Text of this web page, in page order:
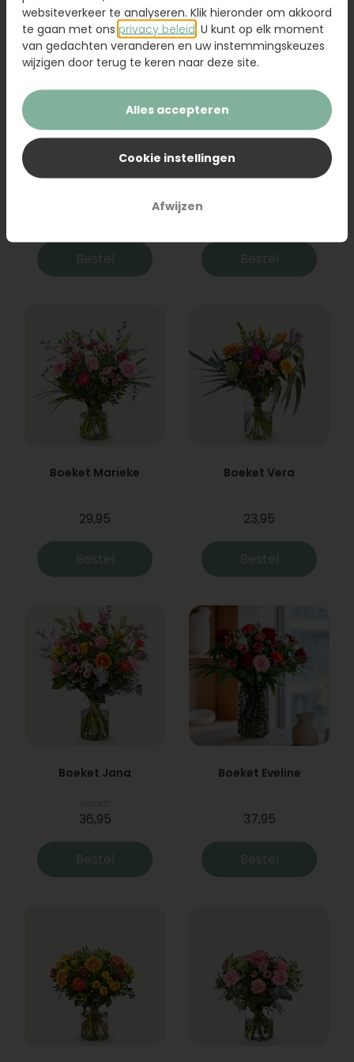
Bestel Bestel
Boeket Marieke
29,95
Bestel
Boeket Vera
23,95
Bestel
Boeket Jana
36,95
Bestel
Boeket Eveline
37,95
Bestel
websiteverkeer te analyseren. Klik hieronder om akkoord
te gaan met ons privacy beleid . U kunt op elk moment
van gedachten veranderen en uw instemmingskeuzes
wijzigen door terug te keren naar deze site.
Alles accepteren
Cookie instellingen
Afwijzen